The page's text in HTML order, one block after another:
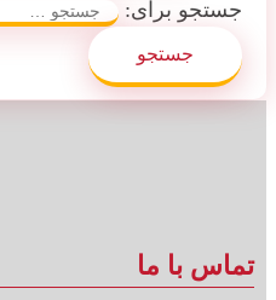
جستجو برای:
تماس با ما